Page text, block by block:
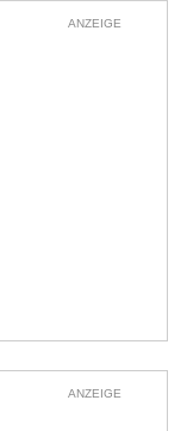
ANZEIGE
ANZEIGE